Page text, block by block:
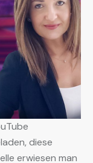
diese
erwiesen man